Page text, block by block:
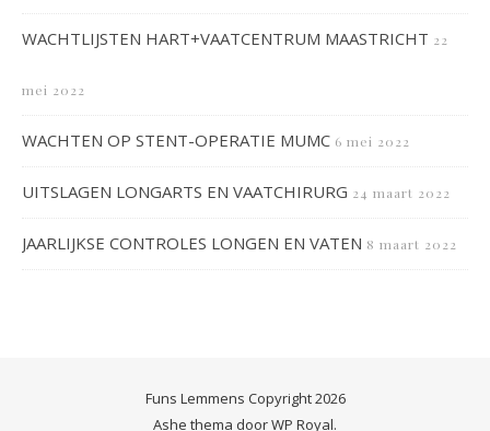
WACHTLIJSTEN HART+VAATCENTRUM MAASTRICHT 22
mei 2022
WACHTEN OP STENT-OPERATIE MUMC 6 mei 2022
UITSLAGEN LONGARTS EN VAATCHIRURG 24 maart 2022
JAARLIJKSE CONTROLES LONGEN EN VATEN 8 maart 2022
Funs Lemmens Copyright 2026
Ashe thema doorWP Royal.